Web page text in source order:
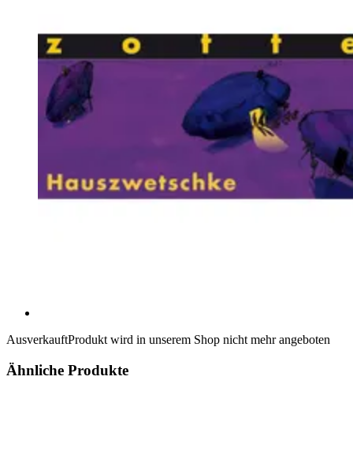
AusverkauftProdukt wird in unserem Shop nicht mehr angeboten
Ähnliche Produkte